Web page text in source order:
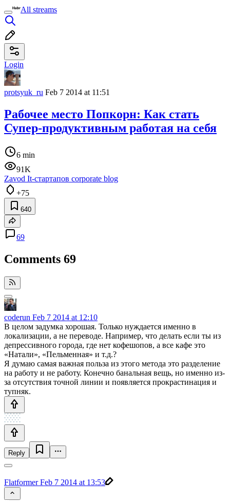
All streams
Login
protsyuk_ru Feb 7 2014 at 11:51
Рабочее место Попкорн: Как стать
Супер-продуктивным работая на себя
6 min
91K
Zavod It-стартапов corporate blog
+75
640
69
Comments 69
coderun Feb 7 2014 at 12:10
В целом задумка хорошая. Только нуждается именно в
локализации, а не переводе. Например, что делать если ты из
депрессивного города, где нет кофешопов, а все кафе это
«Натали», «Пельменная» и т.д.?
Я думаю самая важная польза из этого метода это разделение
на работу и не работу. Конечно банальная вещь, но именно из-
за отсутствия точной линии и появляется прокрастинация и
тупняк.
Reply
FlatformerFeb 7 2014 at 13:53